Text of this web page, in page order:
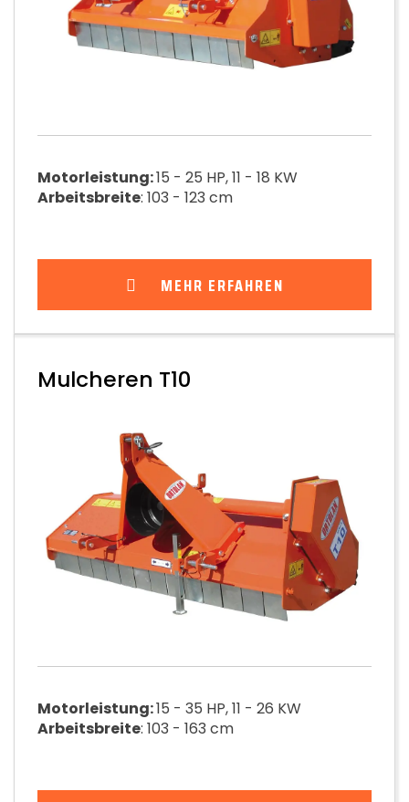
Motorleistung:15 - 25 HP, 11 - 18 KW
Arbeitsbreite: 103 - 123 cm
MEHR ERFAHREN
Mulcheren T10
Motorleistung:15 - 35 HP, 11 - 26 KW
Arbeitsbreite: 103 - 163 cm